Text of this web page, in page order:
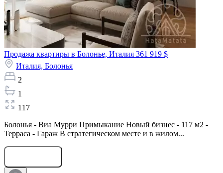
Продажа квартиры в Болонье, Италия 361 919 $
Италия, Болонья
2
1
117
Болонья - Виа Мурри Примыкание Новый бизнес - 117 м2 -
Терраса - Гараж В стратегическом месте и в жилом...